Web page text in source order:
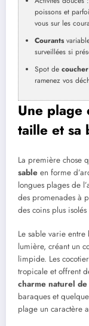
poissons et
vous sur les
Courants
surveillées si
Spot de
ramenez vos
Une plage
taille et sa
La première chose
sable en forme
longues plages de
des promenades à
des coins plus
Le sable varie
lumière, créant un
limpide. Les
tropicale et offrent
charme naturel
baraques et
plage un caractère